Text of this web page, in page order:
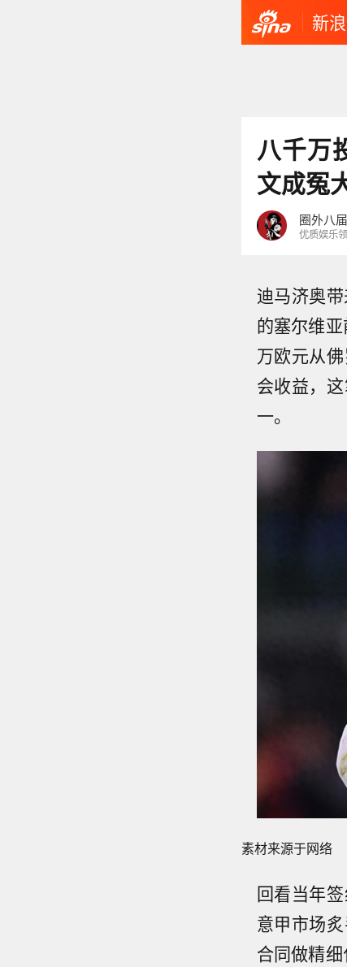
新
八千万
文成冤
圈外八
优质娱乐
迪马济奥
的塞尔维
万欧元从
会收益，
一。
素材来源于网络
回看当年
意甲市场
合同做精